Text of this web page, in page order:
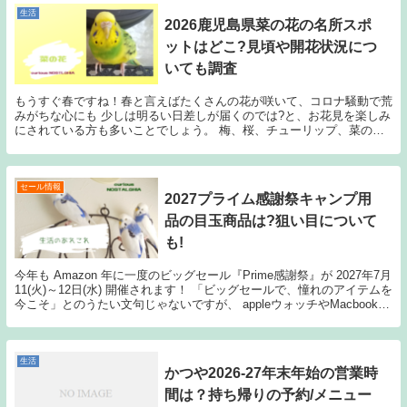
生活
2026鹿児島県菜の花の名所スポ
ットはどこ?見頃や開花状況につ
いても調査
もうすぐ春ですね！春と言えばたくさんの花が咲いて、コロナ騒動で荒
みがちな心にも 少しは明るい日差しが届くのでは?と、お花見を楽しみ
にされている方も多いことでしょう。 梅、桜、チューリップ、菜の
セール情報
2027プライム感謝祭キャンプ用
品の目玉商品は?狙い目について
も!
今年も Amazon 年に一度のビッグセール『Prime感謝祭』が 2027年7月
11(火)～12日(水) 開催されます！ 「ビッグセールで、憧れのアイテムを
今こそ」とのうたい文句じゃないですが、 appleウォッチやMacbook／
生活
かつや2026-27年末年始の営業時
間は？持ち帰りの予約/メニュー